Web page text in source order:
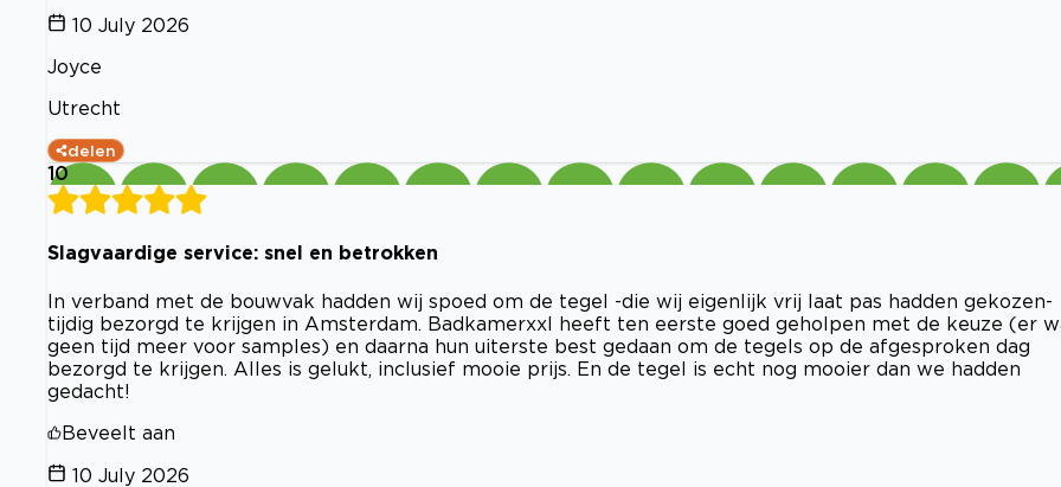
10 July 2026
Joyce
Utrecht
delen
10
Slagvaardige service: snel en betrokken
In verband met de bouwvak hadden wij spoed om de tegel -die wij eigenlijk vrij laat pas hadden gekozen-
tijdig bezorgd te krijgen in Amsterdam. Badkamerxxl heeft ten eerste goed geholpen met de keuze (er
geen tijd meer voor samples) en daarna hun uiterste best gedaan om de tegels op de afgesproken dag
bezorgd te krijgen. Alles is gelukt, inclusief mooie prijs. En de tegel is echt nog mooier dan we hadden
gedacht!
Beveelt aan
10 July 2026